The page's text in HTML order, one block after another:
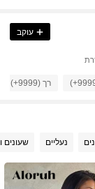
עוקב
רך (9999+)
נעליים שעונים